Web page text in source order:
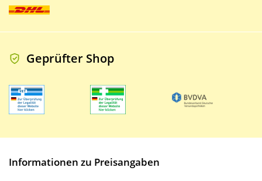
Geprüfter Shop
Informationen zu Preisangaben